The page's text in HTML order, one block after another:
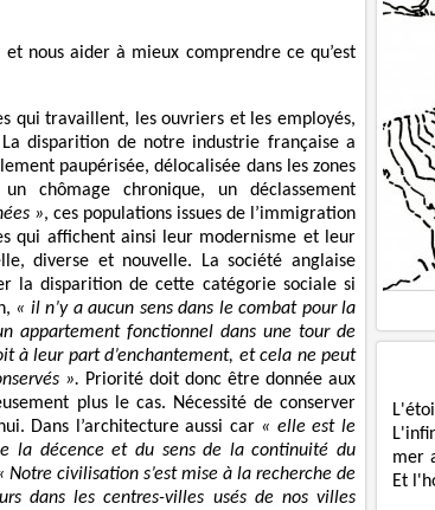
et nous aider à mieux comprendre ce qu’est
qui travaillent, les ouvriers et les employés,
disparition de notre industrie française a
paupérisée, délocalisée dans les zones
chômage chronique, un déclassement
», ces populations issues de l’immigration
qui affichent ainsi leur modernisme et leur
diverse et nouvelle. La société anglaise
la disparition de cette catégorie sociale si
« il n’y a aucun sens dans le combat pour la
appartement fonctionnel dans une tour de
à leur part d’enchantement, et cela ne peut
». Priorité doit donc être donnée aux
plus le cas. Nécessité de conserver
Dans l’architecture aussi car « elle est le
la décence et du sens de la continuité du
Notre civilisation s’est mise à la recherche de
dans les centres-villes usés de nos villes
mer
Et